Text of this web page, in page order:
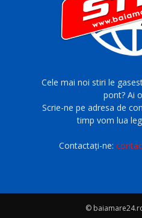
Cele mai noi stiri le
pont? Ai
Scrie-ne pe adresa de
timp vom lua
Contactați-ne:
©